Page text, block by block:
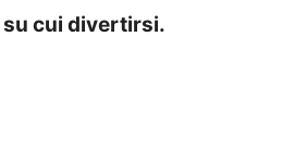
su cui divertirsi.